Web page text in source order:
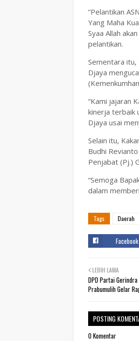
“Pelantikan
Yang Maha
Syaa Allah
pelantikan.
Sementara itu,
Djaya
“Kami jajaran
kinerja terbaik
Djaya usai
Selain itu,
Budhi
Penjabat (Pj.)
“Semoga
dalam
Tags Daerah
Facebook
LEBIH LAMA
DPD Partai
Prabumulih Gelar
POSTING
0 Komentar